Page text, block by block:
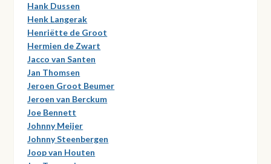
Hank Dussen
Henk Langerak
Henriëtte de Groot
Hermien de Zwart
Jacco van Santen
Jan Thomsen
Jeroen Groot Beumer
Jeroen van Berckum
Joe Bennett
Johnny Meijer
Johnny Steenbergen
Joop van Houten